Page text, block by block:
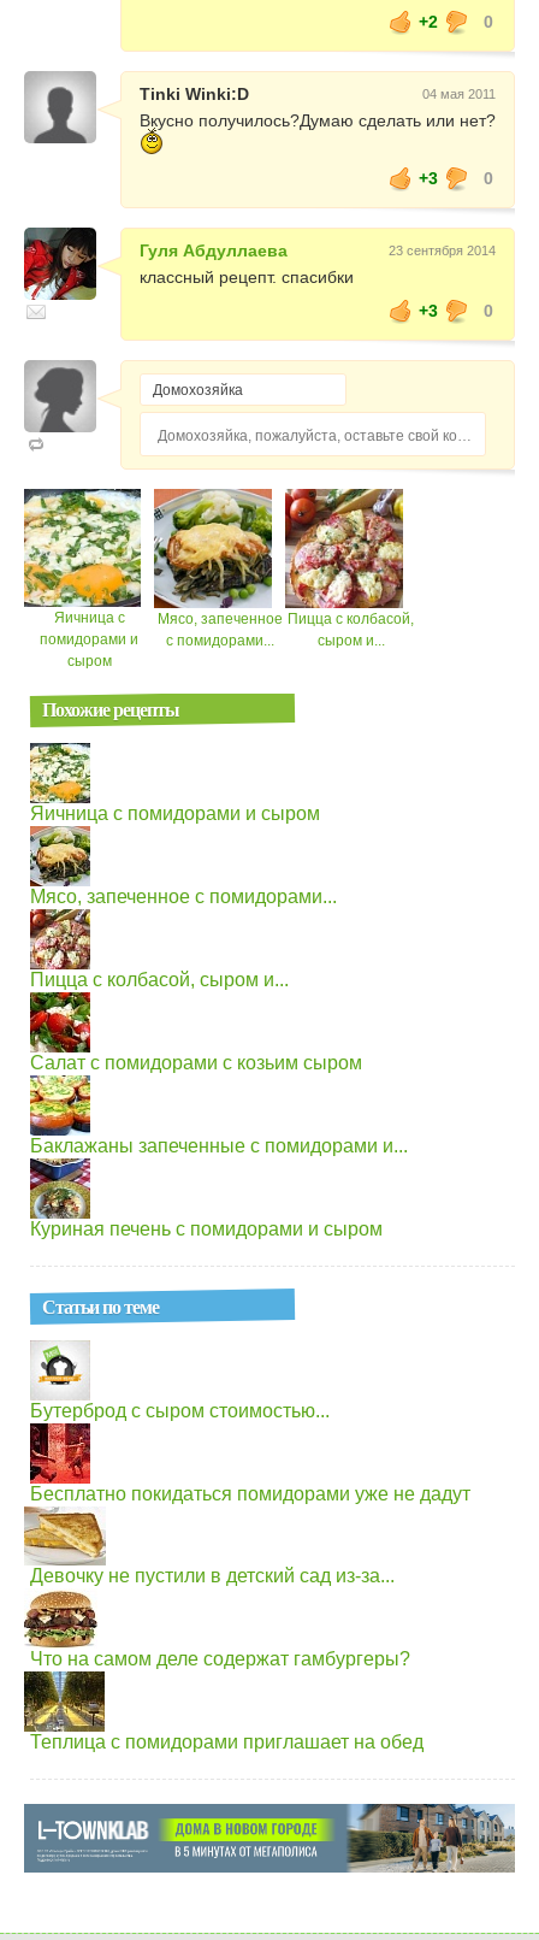
+2
0
Tinki Winki:D 04 мая 2011
Вкусно получилось?Думаю сделать или нет?
+3 0
Гуля Абдуллаева 23 сентября 2014
классный рецепт. спасибки
+3
0
Домохозяйка, пожалуйста, оставьте свой комментарий...
Яичница с
помидорами и
сыром
Мясо, запеченное
с помидорами...
Пицца с колбасой,
сыром и...
Похожие рецепты
Яичница с помидорами и сыром
Мясо, запеченное с помидорами...
Пицца с колбасой, сыром и...
Салат с помидорами с козьим сыром
Баклажаны запеченные с помидорами и...
Куриная печень с помидорами и сыром
Статьи по теме
Бутерброд с сыром стоимостью...
Бесплатно покидаться помидорами уже не дадут
Девочку не пустили в детский сад из-за...
Что на самом деле содержат гамбургеры?
Теплица с помидорами приглашает на обед